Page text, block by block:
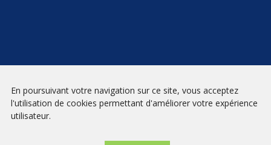
NEWSLETTER
En poursuivant votre navigation sur ce site, vous acceptez
l'utilisation de cookies permettant d'améliorer votre expérience
utilisateur.